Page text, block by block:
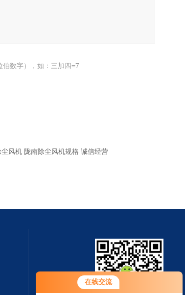
在线交流
数字），如：三加四=7
尘风机 陇南除尘风机规格 诚信经营